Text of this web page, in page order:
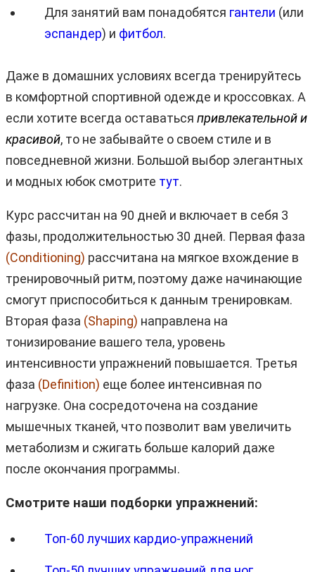
Для занятий вам понадобятся гантели (или
эспандер) и фитбол.
Даже в домашних условиях всегда тренируйтесь
в комфортной спортивной одежде и кроссовках. А
если хотите всегда оставаться привлекательной и
красивой, то не забывайте о своем стиле и в
повседневной жизни. Большой выбор элегантных
и модных юбок смотрите тут.
Курс рассчитан на 90 дней и включает в себя 3
фазы, продолжительностью 30 дней. Первая фаза
(Conditioning) рассчитана на мягкое вхождение в
тренировочный ритм, поэтому даже начинающие
смогут приспособиться к данным тренировкам.
Вторая фаза (Shaping) направлена на
тонизирование вашего тела, уровень
интенсивности упражнений повышается. Третья
фаза (Definition) еще более интенсивная по
нагрузке. Она сосредоточена на создание
мышечных тканей, что позволит вам увеличить
метаболизм и сжигать больше калорий даже
после окончания программы.
Смотрите наши подборки упражнений:
Топ-60 лучших кардио-упражнений